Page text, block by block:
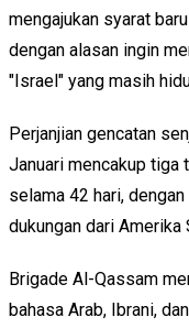
mengajukan syarat
dengan alasan ingin
"Israel" yang masih
Perjanjian gencatan
Januari mencakup tiga
selama 42 hari,
dukungan dari Amerika
Brigade Al-Qassam
bahasa Arab, Ibrani,